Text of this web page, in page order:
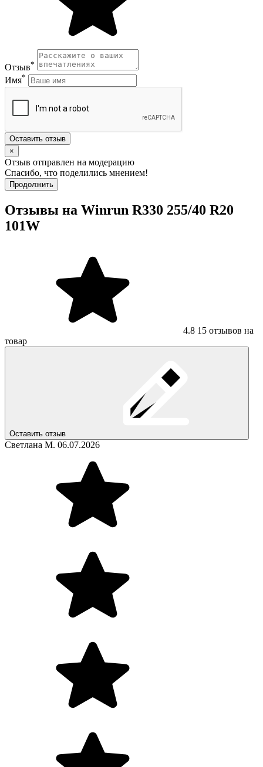
Отзыв*
Имя*
Оставить отзыв
×
Отзыв отправлен на модерацию
Спасибо, что поделились мнением!
Продолжить
Отзывы на Winrun R330 255/40 R20
101W
4.8 15 отзывов на
товар
Оставить отзыв
Светлана М. 06.07.2026